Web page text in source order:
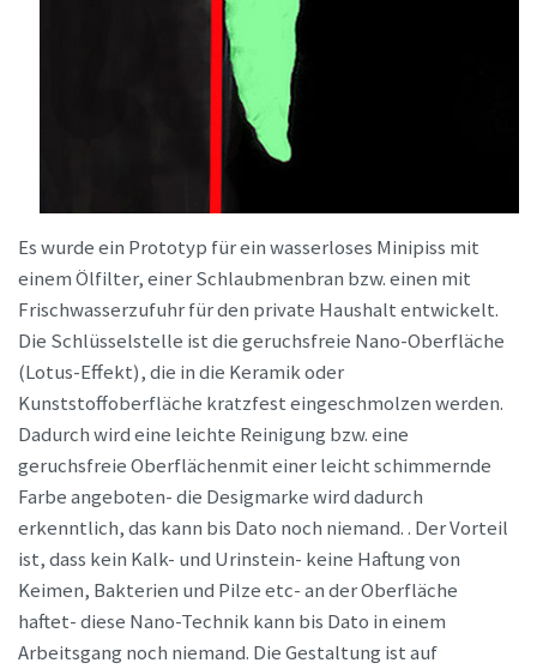
Es wurde ein Prototyp für ein wasserloses Minipiss mit
einem Ölfilter, einer Schlaubmenbran bzw. einen mit
Frischwasserzufuhr für den private Haushalt entwickelt.
Die Schlüsselstelle ist die geruchsfreie Nano-Oberfläche
(Lotus-Effekt), die in die Keramik oder
Kunststoffoberfläche kratzfest eingeschmolzen werden.
Dadurch wird eine leichte Reinigung bzw. eine
geruchsfreie Oberflächenmit einer leicht schimmernde
Farbe angeboten- die Desigmarke wird dadurch
erkenntlich, das kann bis Dato noch niemand. . Der Vorteil
ist, dass kein Kalk- und Urinstein- keine Haftung von
Keimen, Bakterien und Pilze etc- an der Oberfläche
haftet- diese Nano-Technik kann bis Dato in einem
Arbeitsgang noch niemand. Die Gestaltung ist auf